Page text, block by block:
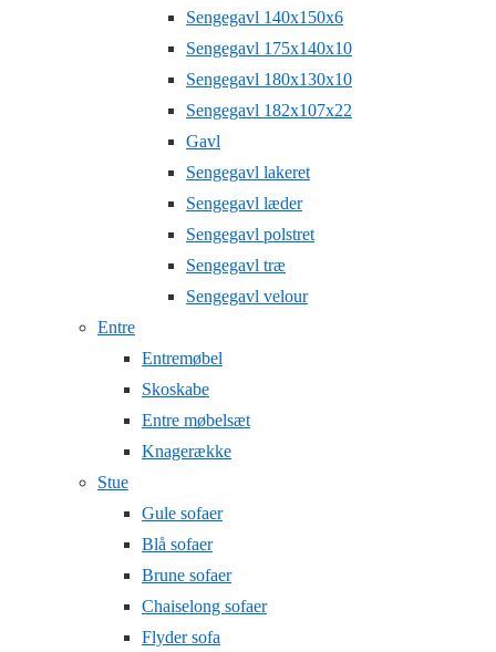
Sengegavl 140x150x6
Sengegavl 175x140x10
Sengegavl 180x130x10
Sengegavl 182x107x22
Gavl
Sengegavl lakeret
Sengegavl læder
Sengegavl polstret
Sengegavl træ
Sengegavl velour
Entre
Entremøbel
Skoskabe
Entre møbelsæt
Knagerække
Stue
Gule sofaer
Blå sofaer
Brune sofaer
Chaiselong sofaer
Flyder sofa